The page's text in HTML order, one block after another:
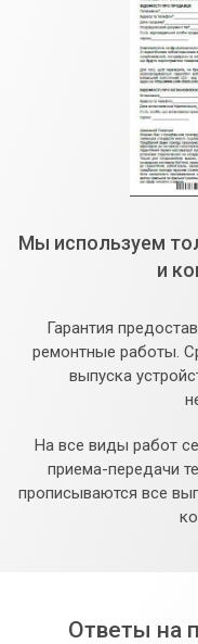
Мы используем
и
Гарантия
ремонтные работы.
выпуска
На все виды работ
приема-передачи
прописываются все
Ответы на